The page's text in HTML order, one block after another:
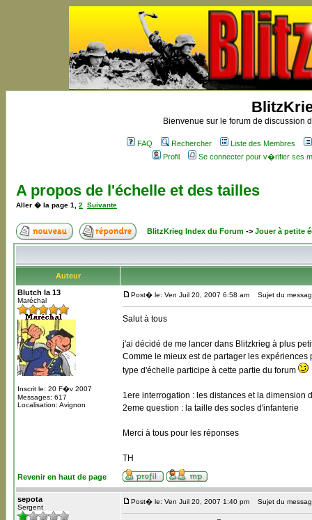
Bienvenue sur le forum de discussion
FAQ Rechercher
Liste des Membres
Profil
Se connecter pour v�rifier ses
A propos de l'échelle et des tailles
Aller � la page 1 2 Suivante
BlitzKrieg Index du Forum -> Jouer à petite
Auteur
Blutch la 13
Maréchal
Inscrit le: 20 F�v 2007
Messages: 617
Localisation: Avignon
Post� le: Ven Juil 20, 2007 6:58 am Sujet du
Salut à tous
j'ai décidé de me lancer dans Blitzkrieg à plus
Comme le mieux est de partager les
type d'échelle participe à cette partie du forum
1ere interrogation : les distances et la dimension
2eme question : la taille des socles d'infanterie
Merci à tous pour les réponses
TH
Revenir en haut de page
sepota
Sergent
Post� le: Ven Juil 20, 2007 1:40 pm Sujet du